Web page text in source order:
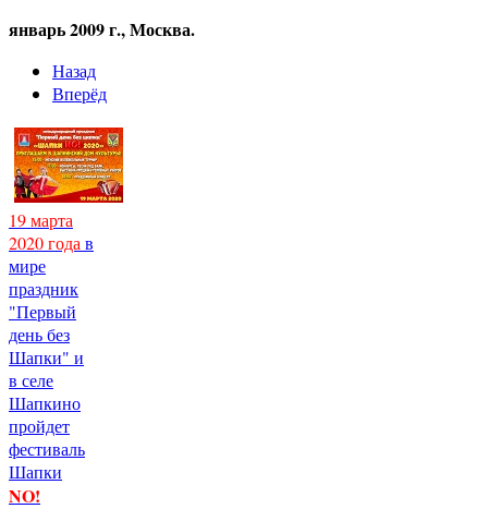
январь 2009 г., Москва.
Назад
Вперёд
19 марта
2020 года в
мире
праздник
"Первый
день без
Шапки" и
в селе
Шапкино
пройдет
фестиваль
Шапки
NO!